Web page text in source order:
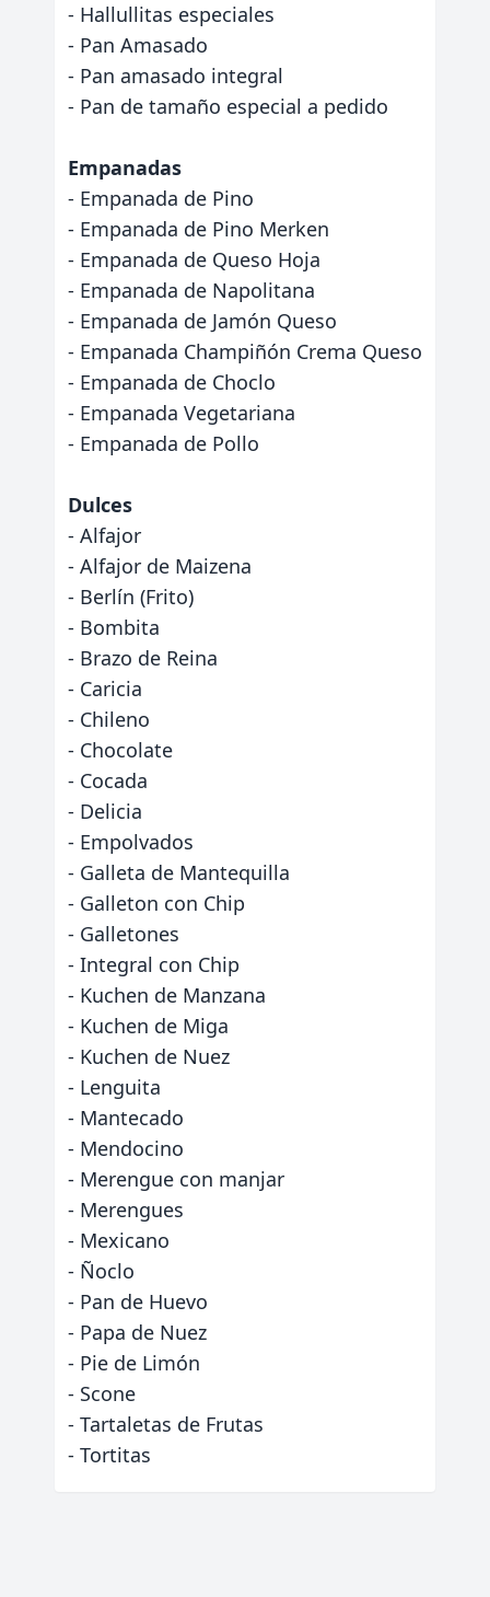
- Hallullitas especiales
- Pan Amasado
- Pan amasado integral
- Pan de tamaño especial a pedido
Empanadas
- Empanada de Pino
- Empanada de Pino Merken
- Empanada de Queso Hoja
- Empanada de Napolitana
- Empanada de Jamón Queso
- Empanada Champiñón Crema Queso
- Empanada de Choclo
- Empanada Vegetariana
- Empanada de Pollo
Dulces
- Alfajor
- Alfajor de Maizena
- Berlín (Frito)
- Bombita
- Brazo de Reina
- Caricia
- Chileno
- Chocolate
- Cocada
- Delicia
- Empolvados
- Galleta de Mantequilla
- Galleton con Chip
- Galletones
- Integral con Chip
- Kuchen de Manzana
- Kuchen de Miga
- Kuchen de Nuez
- Lenguita
- Mantecado
- Mendocino
- Merengue con manjar
- Merengues
- Mexicano
- Ñoclo
- Pan de Huevo
- Papa de Nuez
- Pie de Limón
- Scone
- Tartaletas de Frutas
- Tortitas